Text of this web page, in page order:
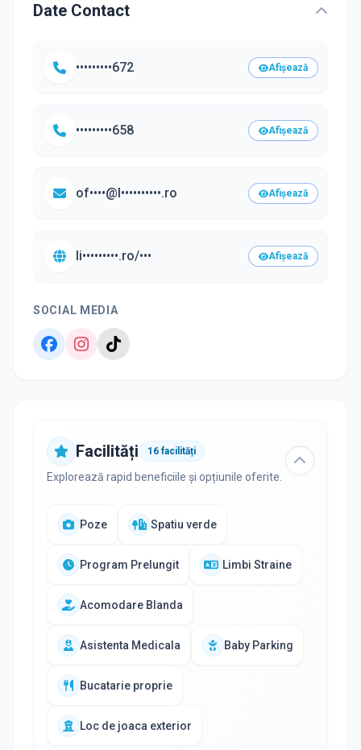
Date Contact
•••••••••672 Afișează
•••••••••658 Afișează
of••••@l••••••••••.ro Afișează
li•••••••••.ro/••• Afișează
SOCIAL MEDIA
Facilități 16 facilități
Explorează rapid beneficiile și opțiunile oferite.
Poze Spatiu verde
Program Prelungit Limbi Straine
Acomodare Blanda
Asistenta Medicala Baby Parking
Bucatarie proprie
Loc de joaca exterior